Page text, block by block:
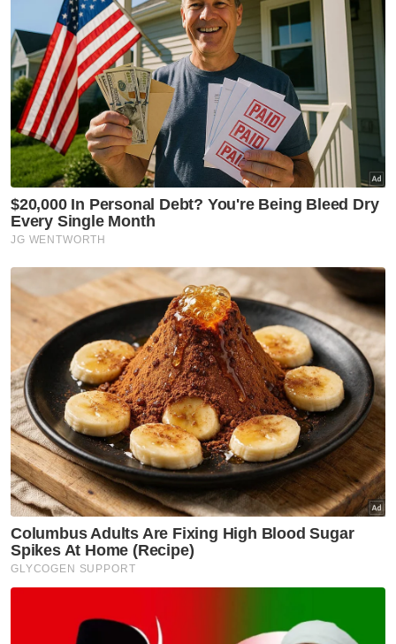
Jalaluddin nafi mahu jatuhkan
Menteri Besar
Melaka NS
Istiadat angkat sumpah Exco
Negeri Sembilan esok, BN
dijangka pegang lapan
portfolio - Sumber